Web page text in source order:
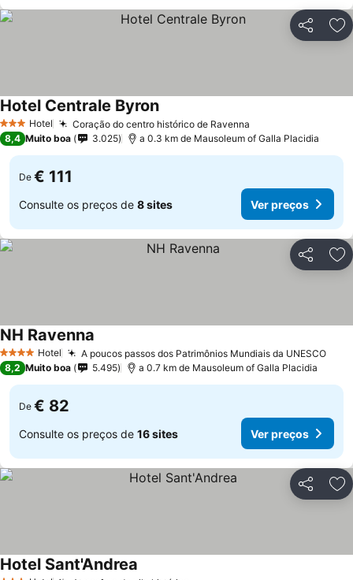
Partilhar
3 EstrelasHotel Coração do centro histórico de Ravenna
Hotel Centrale Byron
8,4 Muito boa 3.025 a 0.3 km de Mausoleum of Galla Placidia
De € 111
Consulte os preços de 8 sites Ver preços
Partilhar
4 EstrelasHotel A poucos passos dos Patrimônios Mundiais da UNESCO
NH Ravenna
8,2 Muito boa 5.495 a 0.7 km de Mausoleum of Galla Placidia
De € 82
Consulte os preços de 16 sites Ver preços
Partilhar
Hotel Sant'Andrea